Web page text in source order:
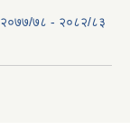
२०७७/७८ - २०८२/८३